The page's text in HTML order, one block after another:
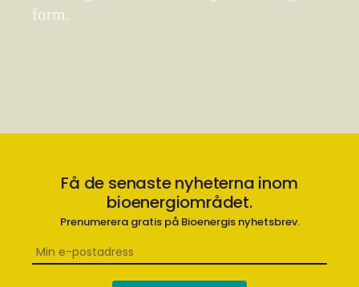
form.
Få de senaste nyheterna inom
bioenergiområdet.
Prenumerera gratis på Bioenergis nyhetsbrev.